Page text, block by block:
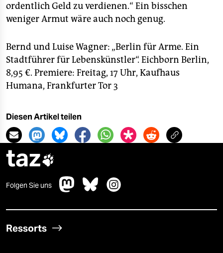
ordentlich Geld zu verdienen.“ Ein bisschen
weniger Armut wäre auch noch genug.
Bernd und Luise Wagner: „Berlin für Arme. Ein
Stadtführer für Lebenskünstler“. Eichborn Berlin,
8,95 €. Premiere: Freitag, 17 Uhr, Kaufhaus
Humana, Frankfurter Tor 3
Diesen Artikel teilen
taz
Folgen Sie uns
Ressorts